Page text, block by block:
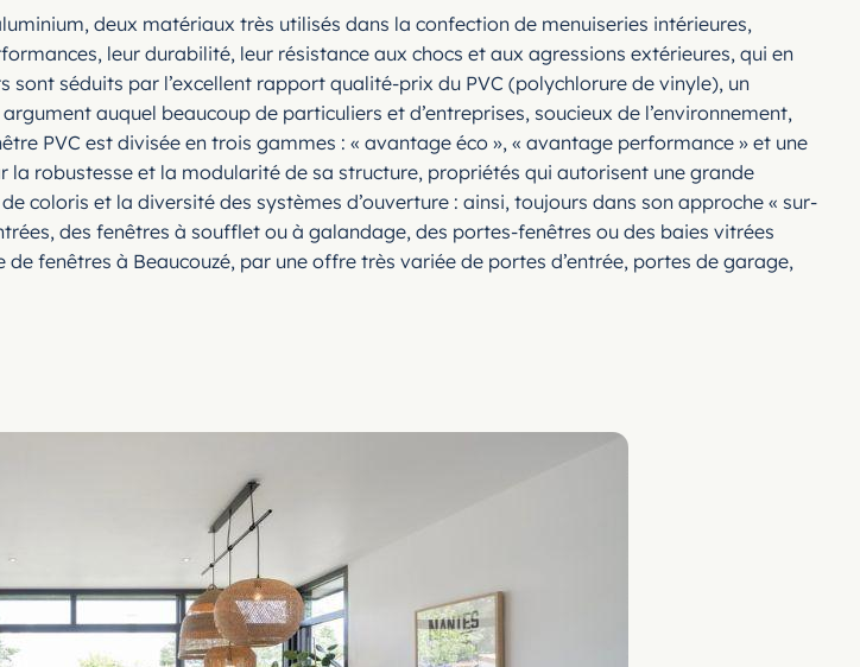
deux matériaux très utilisés dans la confection de menuiseries intérieures,
leur durabilité, leur résistance aux chocs et aux agressions extérieures, qui en
séduits par l’excellent rapport qualité-prix du PVC (polychlorure de vinyle), un
auquel beaucoup de particuliers et d’entreprises, soucieux de l’environnement,
PVC est divisée en trois gammes : « avantage éco », « avantage performance » et une
robustesse et la modularité de sa structure, propriétés qui autorisent une grande
coloris et la diversité des systèmes d’ouverture : ainsi, toujours dans son approche « sur-
des fenêtres à soufflet ou à galandage, des portes-fenêtres ou des baies vitrées
fenêtres à Beaucouzé, par une offre très variée de portes d’entrée, portes de garage,